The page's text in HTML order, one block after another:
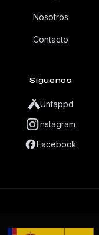
Nosotros
Contacto
Síguenos
Untappd
Instagram
Facebook